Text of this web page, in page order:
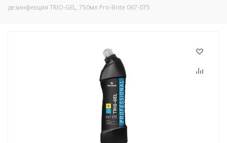
дезинфекция TRIO-GEL, 750мл Pro-Brite 067-075